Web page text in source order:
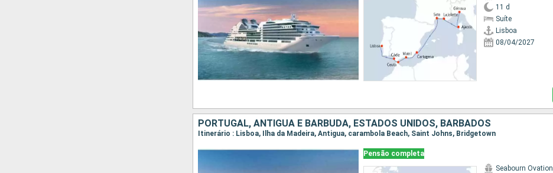
11 d
Suíte
Lisboa
08/04/2027
PORTUGAL, ANTÍGUA E BARBUDA, ESTADOS UNIDOS, BARBADOS
Itinerário : Lisboa, Ilha da Madeira, Antigua, carambola Beach, Saint Johns, Bridgetown
Pensão completa
Seabourn Ovation